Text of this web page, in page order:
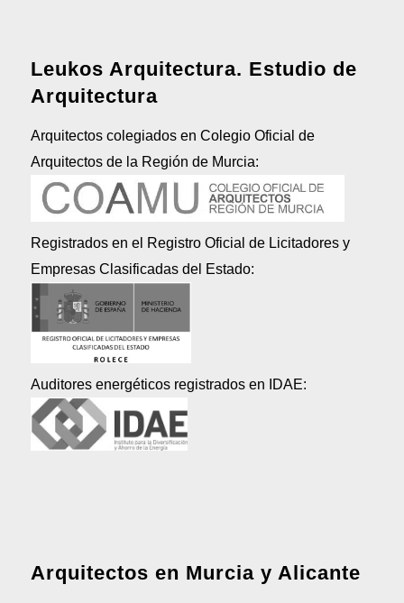
Leukos Arquitectura. Estudio de
Arquitectura
Arquitectos colegiados en Colegio Oficial de
Arquitectos de la Región de Murcia:
Registrados en el Registro Oficial de Licitadores y
Empresas Clasificadas del Estado:
Auditores energéticos registrados en IDAE:
Arquitectos en Murcia y Alicante